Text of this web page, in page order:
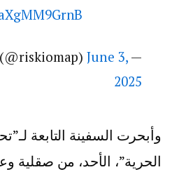
— NewsFromSea (@riskiomap)
June 3,
2025
وأبحرت السفينة التابعة